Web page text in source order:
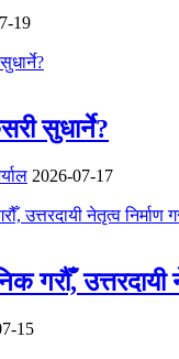
19
सुधार्ने?
2026-07-17
गरौँ, उत्तरदायी
15